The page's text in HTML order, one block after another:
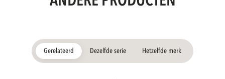
Gerelateerd Dezelfde serie Hetzelfde merk